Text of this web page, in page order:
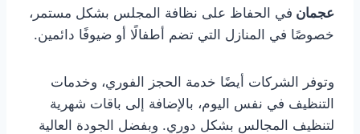
عجمان في الحفاظ على نظافة المجلس بشكل مستمر،
خصوصًا في المنازل التي تضم أطفالًا أو ضيوفًا دائمين.
وتوفر الشركات أيضًا خدمة الحجز الفوري، وخدمات
التنظيف في نفس اليوم، بالإضافة إلى باقات شهرية
لتنظيف المجالس بشكل دوري. وبفضل الجودة العالية